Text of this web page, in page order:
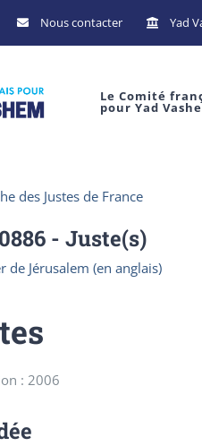
Nous contacter Yad
Le Comité
pour Yad
des Justes de France
- Juste(s)
de Jérusalem (en anglais)
: 2006